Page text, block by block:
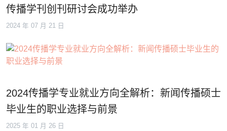
传播学刊创刊研讨会成功举办
2024 年 07 月 21 日
2024传播学专业就业方向全解析：新闻传播硕士
毕业生的职业选择与前景
2025 年 01 月 26 日